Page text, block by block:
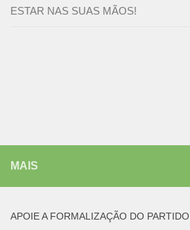
ESTAR NAS SUAS MÃOS!
MAIS
APOIE A FORMALIZAÇÃO DO PARTIDO